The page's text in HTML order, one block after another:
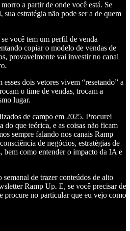
a partir de onde você está. Se
estratégia não pode ser a de quem
se você tem um perfil de venda
copiar o modelo de vendas de
provavelmente vai investir no canal
esses dois vetores vivem “resetando” a
o time de vendas, trocam a
lugar.
de campo em 2025. Procurei
do que teórica, e as coisas não ficam
sempre falando nos canais Ramp
de negócios, estratégias de
bem como entender o impacto da IA e
de trazer conteúdos de alto
Ramp Up. E, se você precisar de
procure no particular que eu vejo como